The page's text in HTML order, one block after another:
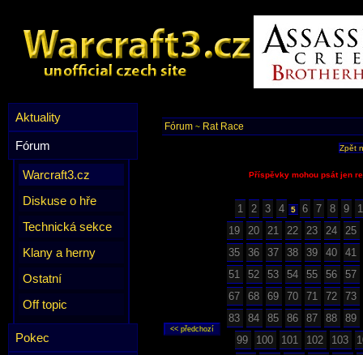
Aktuality
Fórum
Warcraft3.cz
Diskuse o hře
Technická sekce
Klany a herny
Ostatní
Off topic
Pokec
Fórum ~ Rat Race
Zpět
Příspěvky mohou psát jen
1 2 3 4 5 6 7 8 9
19
20 21 22 23 24
25
35
36 37 38 39 40
41
51
52 53 54 55 56
57
67
68 69 70 71 72
73
83
84 85 86 87 88
89
99
100 101 102 103